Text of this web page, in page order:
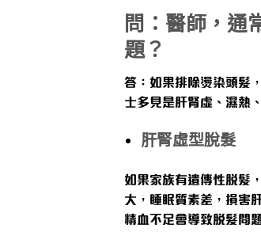
問：醫師，通
題？
答： 如果排除燙染頭髮
士多見是肝腎虛、濕熱
肝腎虛型脫髮
如果家族有遺傳性脫髮
大，睡眠質素差，損害
精血不足會導致脫髮問